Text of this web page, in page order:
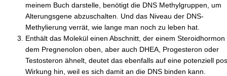
meinem Buch darstelle, benötigt die DNS Methylgruppen, um
Alterungsgene abzuschalten. Und das Niveau der DNS-
Methylierung verrät, wie lange man noch zu leben hat.
Enthält das Molekül einen Abschnitt, der einem Steroidhormon
dem Pregnenolon oben, aber auch DHEA, Progesteron oder
Testosteron ähnelt, deutet das ebenfalls auf eine potenziell
Wirkung hin, weil es sich damit an die DNS binden kann.